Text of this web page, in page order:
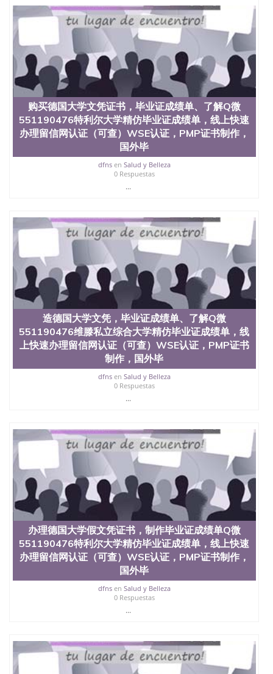
购买德国大学文凭证书，毕业证成绩单、了解Q微
551190476特利尔大学精仿毕业证成绩单，线上快速
办理留信网认证（可查）WSE认证，PMP证书制作，
国外毕
dfnsen Salud y Belleza
0 Respuestas
...
造德国大学文凭，毕业证成绩单、了解Q微
551190476维滕私立综合大学精仿毕业证成绩单，线
上快速办理留信网认证（可查）WSE认证，PMP证书
制作，国外毕
dfnsen Salud y Belleza
0 Respuestas
...
办理德国大学假文凭证书，制作毕业证成绩单Q微
551190476特利尔大学精仿毕业证成绩单，线上快速
办理留信网认证（可查）WSE认证，PMP证书制作，
国外毕
dfnsen Salud y Belleza
0 Respuestas
...